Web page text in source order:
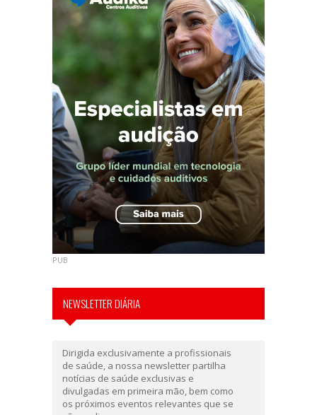
PUB
NEWSLETTER DIÁRIA
Dirigida exclusivamente a profissionais
de saúde, a nossa newsletter partilha
notícias de saúde exclusivas e
divulgadas em primeira mão, bem como
os próximos eventos relevantes que se